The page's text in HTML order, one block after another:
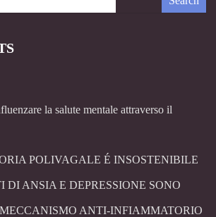
la salute mentale attraverso il
POLIVAGALE É INSOSTENIBILE
DI ANSIA E DEPRESSIONE SONO
ANTI-INFIAMMATORIO